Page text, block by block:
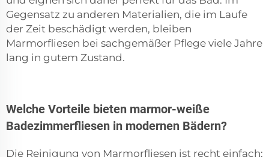
Gegensatz zu anderen Materialien, die im Laufe
der Zeit beschädigt werden, bleiben
Marmorfliesen bei sachgemäßer Pflege viele Jahre
lang in gutem Zustand.
Welche Vorteile bieten marmor-weiße
Badezimmerfliesen in modernen Bädern?
Die Reinigung von Marmorfliesen ist recht einfach: